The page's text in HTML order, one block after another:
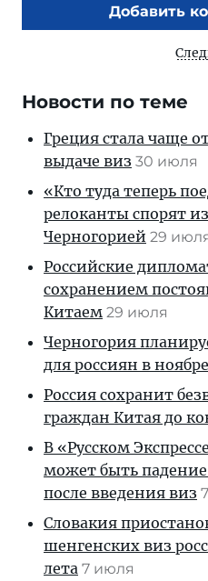
Добавить
Новости по теме
Греция стала чаще
выдаче виз 30 июля
«Кто туда теперь
релоканты спорят
Черногорией 29
Российские
сохранением
Китаем 29 июля
Черногория
для россиян в ноябре
Россия сохранит
граждан Китая до
В «Русском
может быть
после введения виз
Словакия
шенгенских виз
лета 7 июля